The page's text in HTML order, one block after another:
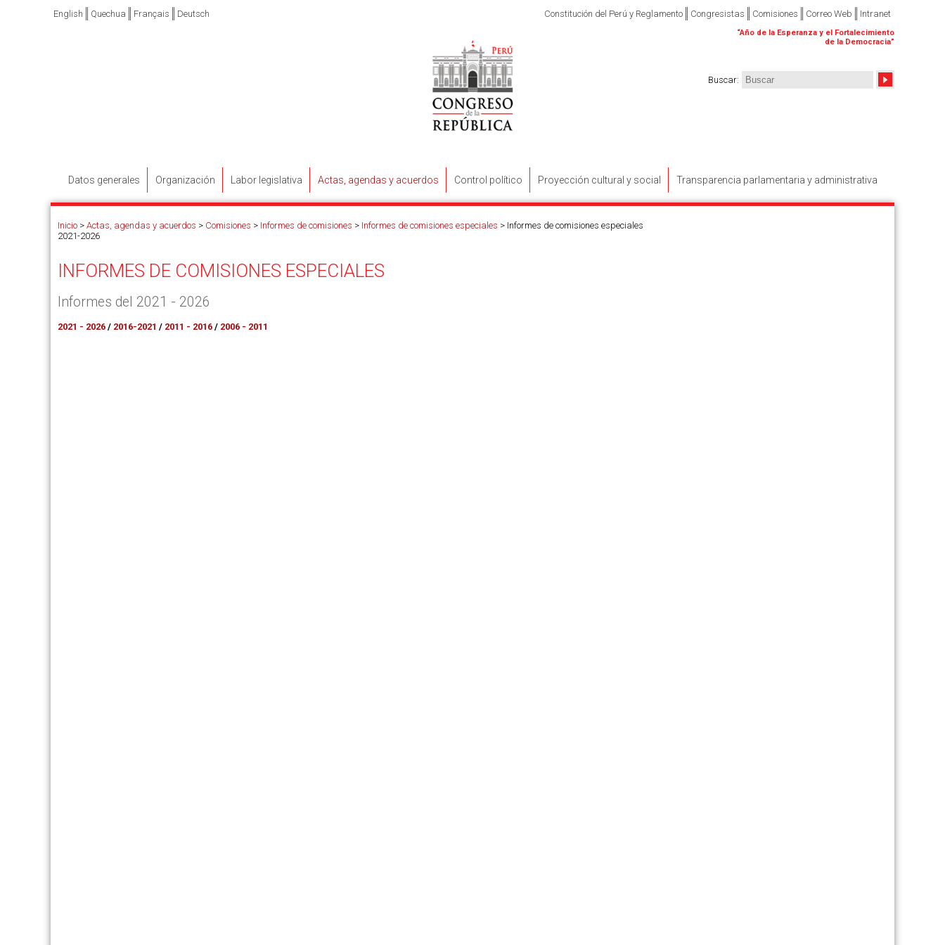
Constitución del Perú y Reglamento Congresistas Comisiones Correo Web Intranet
English Quechua Français Deutsch
“Año de la Esperanza y el Fortalecimiento
de la Democracia”
Buscar:
Datos generales Organización Labor legislativa Actas, agendas y acuerdos Control político Proyección cultural y social Transparencia parlamentaria y administrativa
Inicio > Actas, agendas y acuerdos > Comisiones > Informes de comisiones > Informes de comisiones especiales > Informes de comisiones especiales
2021-2026
INFORMES DE COMISIONES ESPECIALES
Informes del 2021 - 2026
2021 - 2026 / 2016-2021 / 2011 - 2016 / 2006 - 2011